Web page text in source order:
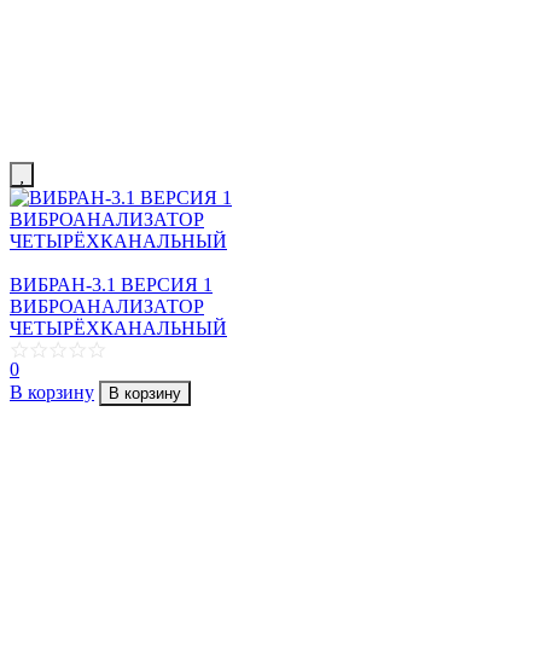
ВИБРАН-3.1 ВЕРСИЯ 1
ВИБРОАНАЛИЗАТОР
ЧЕТЫРЁХКАНАЛЬНЫЙ
0
В корзину
В корзину